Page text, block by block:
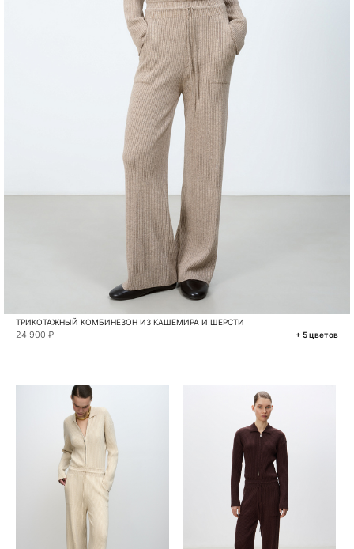
ТРИКОТАЖНЫЙ КОМБИНЕЗОН ИЗ КАШЕМИРА И ШЕРСТИ
24 900 ₽ + 5 цветов